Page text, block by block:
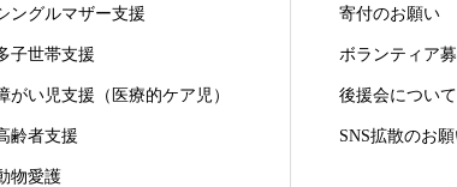
ングルマザー支援
子世帯支援
がい児支援（医療的ケア児）
齢者支援
物愛護
寄付のお願い
ボランティア
後援会について
SNS拡散のお